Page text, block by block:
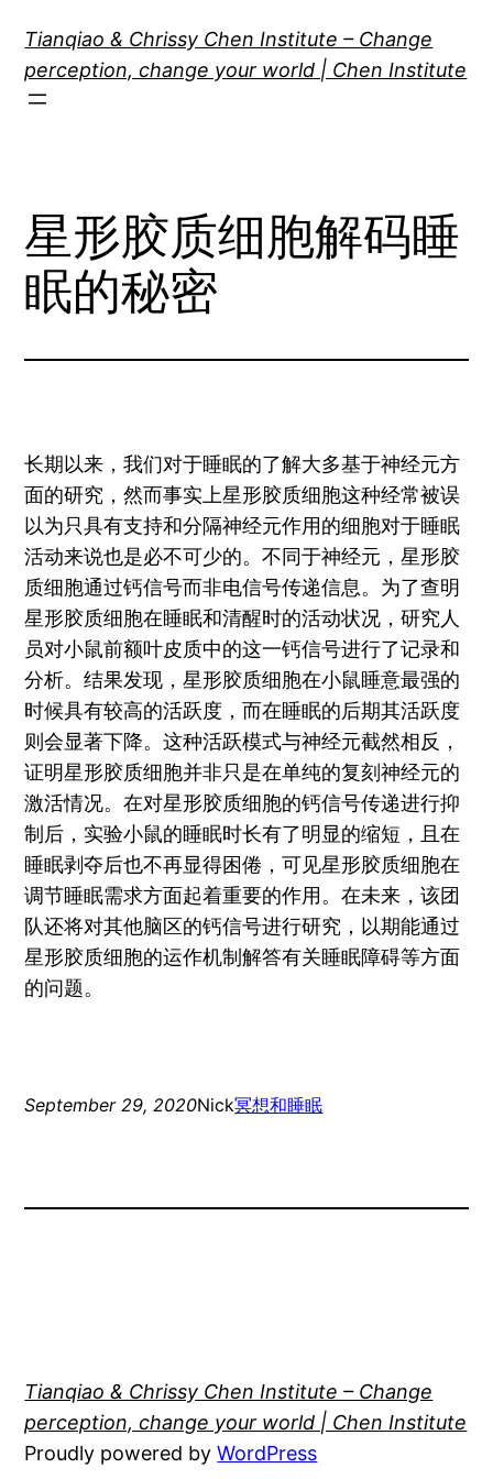
content
Tianqiao & Chrissy Chen Institute – Change
perception, change your world | Chen Institute
星形胶质细胞解码睡
眠的秘密
长期以来，我们对于睡眠的了解大多基于神经元方
面的研究，然而事实上星形胶质细胞这种经常被误
以为只具有支持和分隔神经元作用的细胞对于睡眠
活动来说也是必不可少的。不同于神经元，星形胶
质细胞通过钙信号而非电信号传递信息。为了查明
星形胶质细胞在睡眠和清醒时的活动状况，研究人
员对小鼠前额叶皮质中的这一钙信号进行了记录和
分析。结果发现，星形胶质细胞在小鼠睡意最强的
时候具有较高的活跃度，而在睡眠的后期其活跃度
则会显著下降。这种活跃模式与神经元截然相反，
证明星形胶质细胞并非只是在单纯的复刻神经元的
激活情况。在对星形胶质细胞的钙信号传递进行抑
制后，实验小鼠的睡眠时长有了明显的缩短，且在
睡眠剥夺后也不再显得困倦，可见星形胶质细胞在
调节睡眠需求方面起着重要的作用。在未来，该团
队还将对其他脑区的钙信号进行研究，以期能通过
星形胶质细胞的运作机制解答有关睡眠障碍等方面
的问题。
September 29, 2020Nick冥想和睡眠
Tianqiao & Chrissy Chen Institute – Change
perception, change your world | Chen Institute
Proudly powered byWordPress